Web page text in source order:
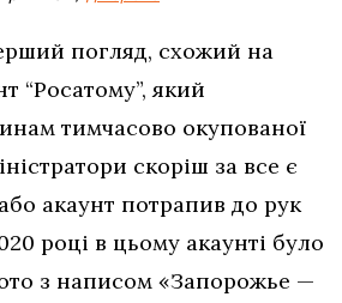
погляд, схожий на
“Росатому”, який
тимчасово окупованої
скоріш за все є
акаунт потрапив до рук
році в цьому акаунті було
з написом «Запорожье —